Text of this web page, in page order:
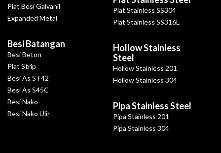
Plat Besi Galvanil
Expanded Metal
Besi Batangan
Besi Beton
Plat Strip
Besi As ST42
Besi As S45C
Besi Nako
Besi Nako Ulir
Plat Stainless SS304
Plat Stainless SS316L
Hollow Stainless
Steel
Hollow Stainless 201
Hollow Stainless 304
Pipa Stainless Steel
Pipa Stainless 201
Pipa Stainless 304